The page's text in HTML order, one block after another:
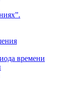
времени